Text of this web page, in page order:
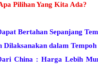
Pilihan Yang Kita Ada?
Bertahan Sepanjang
dalam Tempoh
China : Harga Lebih